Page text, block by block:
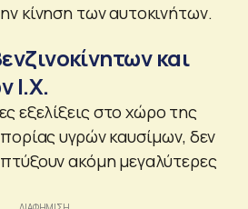
κίνηση των αυτοκινήτων.
και
Ι.Χ.
εξελίξεις στο χώρο της
υγρών καυσίμων, δεν
ακόμη μεγαλύτερες